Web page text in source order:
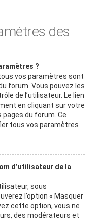
des
?
vos paramètres sont
forum. Vous pouvez les
de l’utilisateur. Le lien
en cliquant sur votre
du forum. Ce
tous vos paramètres
d’utilisateur de la
sous
l’option « Masquer
cette option, vous ne
des modérateurs et